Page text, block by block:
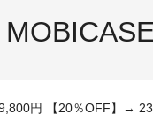
円 【20％OFF】→